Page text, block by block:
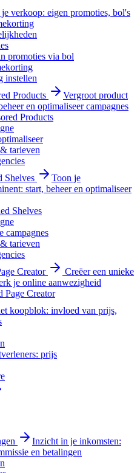
verkoop: eigen promoties, bol's
promoties via bol
instellen
Products
Vergroot product
en optimaliseer campagnes
Products
tarieven
Shelves
Toon je
start, beheer en optimaliseer
Shelves
campagnes
tarieven
Creator
Creëer een unieke
je online aanwezigheid
Page Creator
koopblok: invloed van prijs,
prijs
Inzicht in je inkomsten:
en betalingen